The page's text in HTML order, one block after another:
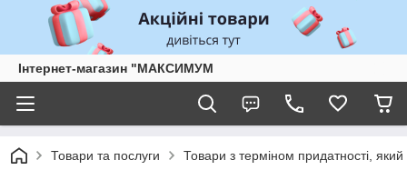
Інтернет-магазин "МАКСИМУМ
Товари та послуги Товари з терміном придатності, який